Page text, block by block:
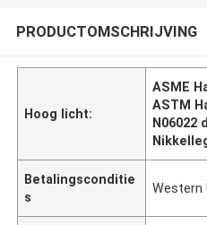
PRODUCTOMSCHRIJVING
Hoog licht:
ASME
ASTM
N06022
Betalingsconditie
s
Western